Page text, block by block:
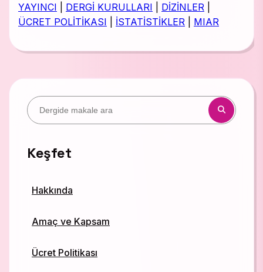
YAYINCI DERGİ KURULLARI DİZİNLER
ÜCRET POLİTİKASI
İSTATİSTİKLER MIAR
Keşfet
Hakkında
Amaç ve Kapsam
Ücret Politikası